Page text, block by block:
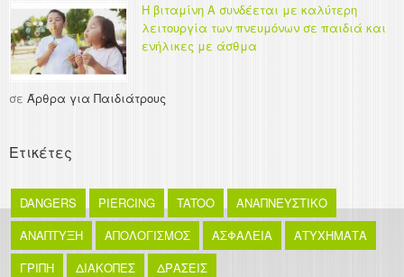
Η βιταμίνη Α συνδέεται με καλύτερη
λειτουργία των πνευμόνων σε παιδιά και
ενήλικες με άσθμα
σε Άρθρα για Παιδιάτρους
Ετικέτες
DANGERS PIERCING TATOO
ΑΝΑΠΝΕΥΣΤΙΚΟ
ΑΝΑΠΤΥΞΗ
ΑΠΟΛΟΓΙΣΜΟΣ ΑΣΦΑΛΕΙΑ
ΑΤΥΧΗΜΑΤΑ
ΓΡΙΠΗ
ΔΙΑΚΟΠΕΣ
ΔΡΑΣΕΙΣ